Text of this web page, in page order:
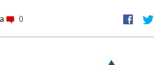
comment 0 facebook twitter